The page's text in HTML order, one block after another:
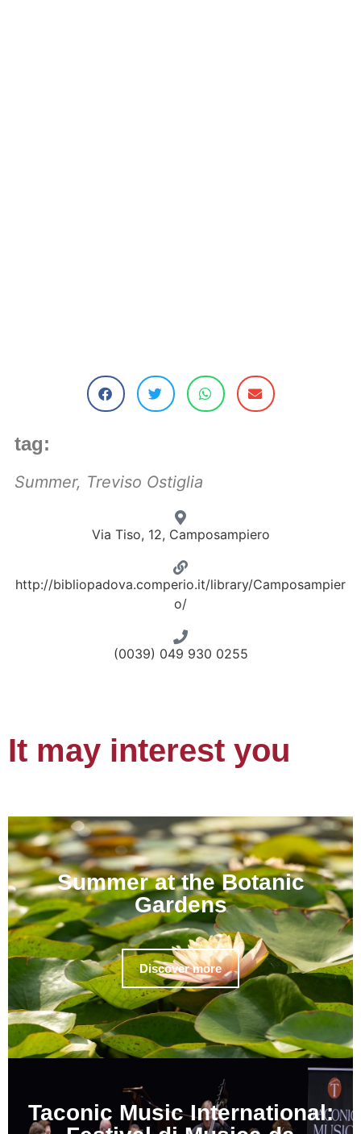
tag:
Summer, Treviso Ostiglia
Via Tiso, 12, Camposampiero
http://bibliopadova.comperio.it/library/Camposampier
o/
(0039) 049 930 0255
It may interest you
Summer at the Botanic
Gardens
Discover more
Taconic Music International: